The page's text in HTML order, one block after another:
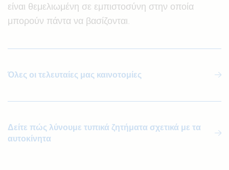
είναι θεμελιωμένη σε εμπιστοσύνη στην οποία
μπορούν πάντα να βασίζονται.
Όλες οι τελευταίες μας καινοτομίες
Δείτε πώς λύνουμε τυπικά ζητήματα σχετικά με τα
αυτοκίνητα